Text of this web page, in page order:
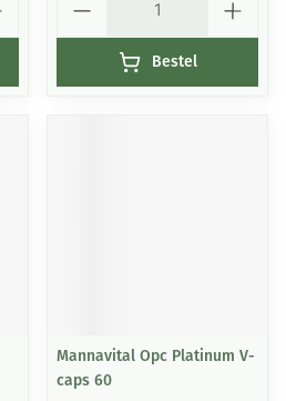
Bestel
Mannavital Opc Platinum V-
caps 60